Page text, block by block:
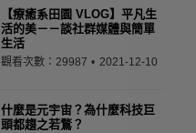
【療癒系田園 VLOG】平凡生
活的美－－談社群媒體與簡單
生活
觀看次數：29987 2021-12-10
什麼是元宇宙？為什麼科技巨
頭都趨之若鶩？